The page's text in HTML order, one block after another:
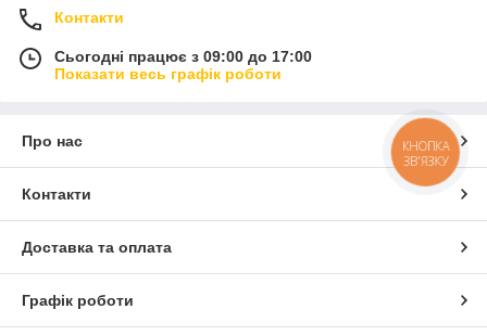
Контакти
Сьогодні працює з 09:00 до 17:00
Показати весь графік роботи
Про нас
Контакти
Доставка та оплата
Графік роботи
КНОПКА
ЗВ'ЯЗКУ